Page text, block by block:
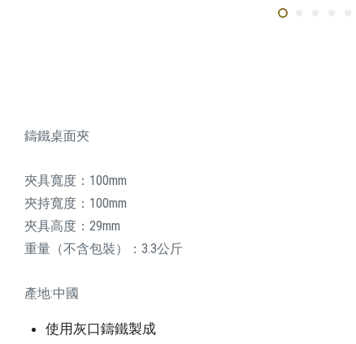
鑄鐵桌面夾
夾具寬度：100mm
夾持寬度：100mm
夾具高度：29mm
重量（不含包裝）：3.3公斤
產地:中國
使用灰口鑄鐵製成